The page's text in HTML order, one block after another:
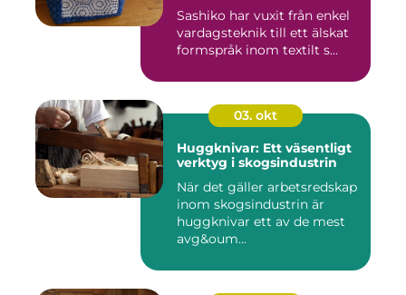
Sashiko har vuxit från enkel
vardagsteknik till ett älskat
formspråk inom textilt s...
03. okt
Huggknivar: Ett väsentligt
verktyg i skogsindustrin
När det gäller arbetsredskap
inom skogsindustrin är
huggknivar ett av de mest
avg&oum...